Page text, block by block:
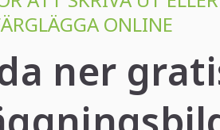
ONLINE
ner